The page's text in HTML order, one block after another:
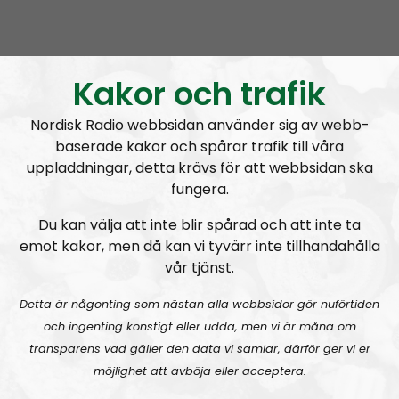
Läs mer om programmet.
Epost:coronabunkern@nordiskradio.se
Prenumerera på Coronabunkern medRSS
RSS:https://nordiskradio.se/?format=mp3-
rss&show=coronabunkern
Coronabunkern läggs på is
Kakor och trafik
Nordisk Radio webbsidan använder sig av webb-
baserade kakor och spårar trafik till våra
uppladdningar, detta krävs för att webbsidan ska
fungera.
Du kan välja att inte blir spårad och att inte ta
emot kakor, men då kan vi tyvärr inte tillhandahålla
vår tjänst.
Detta är någonting som nästan alla webbsidor gör nuförtiden
och ingenting konstigt eller udda, men vi är måna om
transparens vad gäller den data vi samlar, därför ger vi er
möjlighet att avböja eller acceptera.